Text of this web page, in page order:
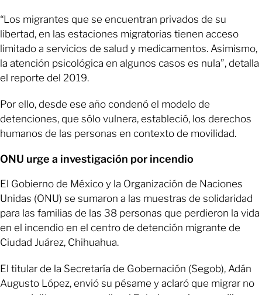
“Los migrantes que se encuentran privados de su
libertad, en las estaciones migratorias tienen acceso
limitado a servicios de salud y medicamentos. Asimismo,
la atención psicológica en algunos casos es nula”, detalla
el reporte del 2019.
Por ello, desde ese año condenó el modelo de
detenciones, que sólo vulnera, estableció, los derechos
humanos de las personas en contexto de movilidad.
ONU urge a investigación por incendio
El Gobierno de México y la Organización de Naciones
Unidas (ONU) se sumaron a las muestras de solidaridad
para las familias de las 38 personas que perdieron la vida
en el incendio en el centro de detención migrante de
Ciudad Juárez, Chihuahua.
El titular de la Secretaría de Gobernación (Segob), Adán
Augusto López, envió su pésame y aclaró que migrar no